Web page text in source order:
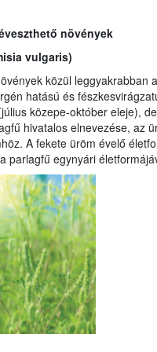
növények
vulgaris)
közül leggyakrabban
hatású és
közepe-október eleje),
hivatalos elnevezése, az
A fekete üröm évelő
parlagfű egynyári